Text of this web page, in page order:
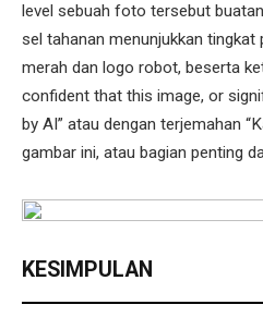
level sebuah foto tersebut
sel tahanan menunjukkan tingkat
merah dan logo robot, beserta
confident that this image, or
by AI” atau dengan terjemahan
gambar ini, atau bagian penting
KESIMPULAN